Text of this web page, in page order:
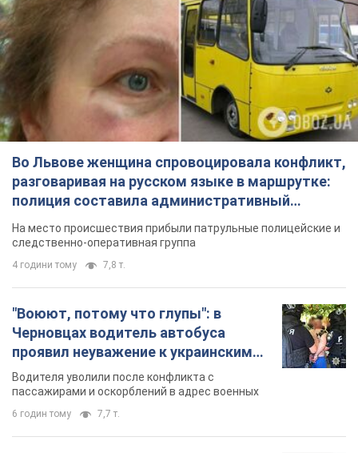
Во Львове женщина спровоцировала конфликт,
разговаривая на русском языке в маршрутке:
полиция составила административный
протокол. Видео
На место происшествия прибыли патрульные полицейские и
следственно-оперативная группа
4 години тому 7,8 т.
"Воюют, потому что глупы": в
Черновцах водитель автобуса
проявил неуважение к украинским
военным и поплатился за это.
Видео
Водителя уволили после конфликта с
пассажирами и оскорблений в адрес военных
6 годин тому 7,7 т.